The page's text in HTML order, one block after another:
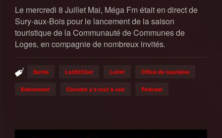
Le mercredi 8 Juillet Mai, Méga Fm était en direct de
Sury-aux-Bois pour le lancement de la saison
touristique de la Communauté de Communes de
Loges, en compagnie de nombreux invités.
Sortie LoirEtCher Loiret Office de tourisme
Evènement Circulez y'a tout à voir Podcast